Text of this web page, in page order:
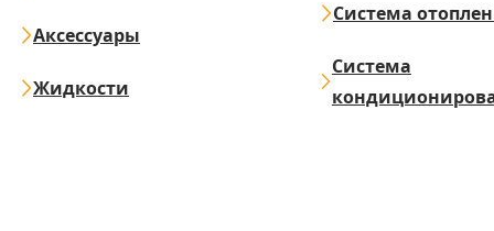
Аксессуары
Жидкости
Система
Система